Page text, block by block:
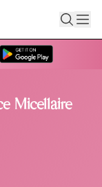
Micellaire